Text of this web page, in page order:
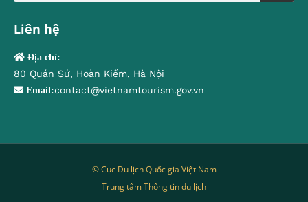
Liên hệ
Địa chỉ:
80 Quán Sứ, Hoàn Kiếm, Hà Nội
Email:contact@vietnamtourism.gov.vn
© Cục Du lịch Quốc gia Việt Nam
Trung tâm Thông tin du lịch